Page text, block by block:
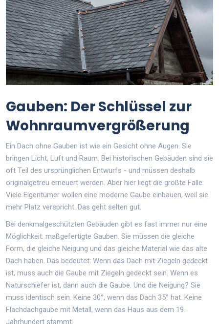
Gauben: Der Schlüssel zur
Wohnraumvergrößerung
Ein Dach ohne Gauben ist wie ein Gesicht ohne Augen. Sie
bringen Licht, Luft und Raum. Bei historischen Gebäuden sind sie
oft Teil des ursprünglichen Entwurfs - und müssen deshalb
originalgetreu erneuert werden. Aber hier liegt die größte Falle:
Viele Eigentümer wollen eine moderne Gaube einbauen, weil sie
mehr Platz verspricht. Das geht selten gut.
Bei denkmalgeschützten Gebäuden gibt es fast immer nur eine
Möglichkeit: maßgefertigte Gauben. Sie müssen die gleiche
Form, die gleiche Neigung und das gleiche Material wie das alte
Dach haben. Das bedeutet: Wenn das Dach mit Ziegeln gedeckt
ist, muss auch die Gaube mit Ziegeln gedeckt sein. Wenn es
Naturschiefer ist, dann auch die Gaube. Und die Neigung? Sie
muss identisch sein. Keine 30°, wenn das Dach 35° hat. Keine
Flachdachgaube mit Metall, wenn das Haus aus dem 19.
Jahrhundert stammt.